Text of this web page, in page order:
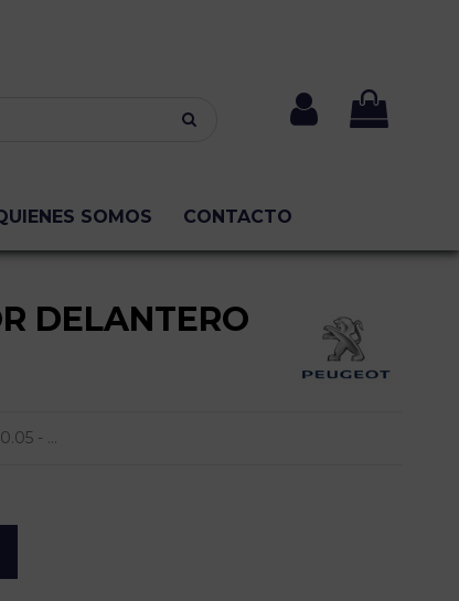
SOMOS CONTACTO
DELANTERO
- ...